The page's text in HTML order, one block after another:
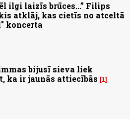
ilgi laizīs brūces...” Filips
atklāj, kas cietīs no atceltā
koncerta
bijusī sieva liek
ka ir jaunās attiecībās
1